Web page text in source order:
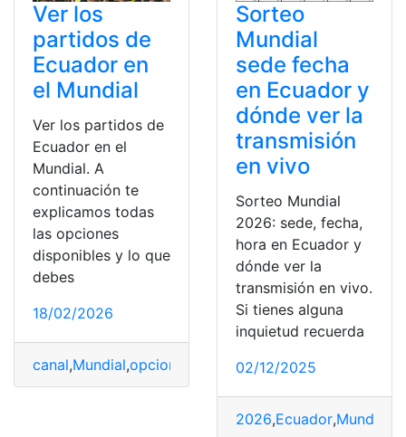
Ver los
partidos de
Ecuador en
el Mundial
Ver los partidos de
Ecuador en el
Mundial. A
continuación te
explicamos todas
las opciones
disponibles y lo que
debes
18/02/2026
canal,Mundial,opciones Partidos,Transmisión
Sorteo
Mundial
sede fecha
en Ecuador y
dónde ver la
transmisión
en vivo
Sorteo Mundial
2026: sede, fecha,
hora en Ecuador y
dónde ver la
transmisión en vivo.
Si tienes alguna
inquietud recuerda
02/12/2025
2026,Ecuador,Mundial